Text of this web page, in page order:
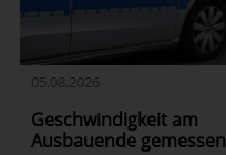
05.08.2026
Geschwindigkeit am
Ausbauende gemessen